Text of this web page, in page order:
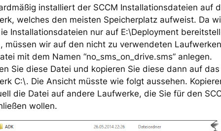
installiert der SCCM Installationsdateien auf
welches den meisten Speicherplatz aufweist. Da
Installationsdateien nur auf E:\Deployment
müssen wir auf den nicht zu verwendeten
mit dem Namen “no_sms_on_drive.sms” anlegen.
Sie diese Datei und kopieren Sie diese dann auf das
C:\. Die Ansicht müsste wie folgt aussehen.
die Datei auf andere Laufwerke, die Sie für den
wollen.